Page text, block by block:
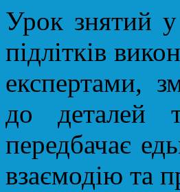
Урок знятий
підлітків
експертами,
до деталей
передбачає
взаємодію та